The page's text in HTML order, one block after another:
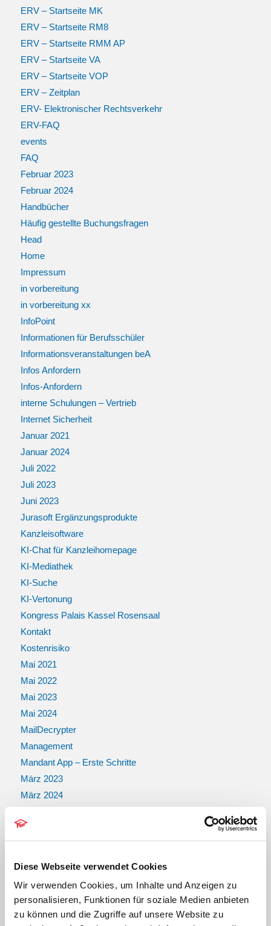
Diese Webseite verwendet Cookies
Wir verwenden Cookies, um Inhalte und Anzeigen zu
personalisieren, Funktionen für soziale Medien anbieten
zu können und die Zugriffe auf unsere Website zu
ERV – Startseite MK
ERV – Startseite RM8
ERV – Startseite RMM AP
ERV – Startseite VA
ERV – Startseite VOP
ERV – Zeitplan
ERV- Elektronischer Rechtsverkehr
ERV-FAQ
events
FAQ
Februar 2023
Februar 2024
Handbücher
Häufig gestellte Buchungsfragen
Head
Home
Impressum
in vorbereitung
in vorbereitung xx
InfoPoint
Informationen für Berufsschüler
Informationsveranstaltungen beA
Infos Anfordern
Infos-Anfordern
interne Schulungen – Vertrieb
Internet Sicherheit
Januar 2021
Januar 2024
Juli 2022
Juli 2023
Juni 2023
Jurasoft Ergänzungsprodukte
Kanzleisoftware
KI-Chat für Kanzleihomepage
KI-Mediathek
KI-Suche
KI-Vertonung
Kongress Palais Kassel Rosensaal
Kontakt
Kostenrisiko
Mai 2021
Mai 2022
Mai 2023
Mai 2024
MailDecrypter
Management
Mandant App – Erste Schritte
März 2023
März 2024
MS Office Integration
Musterkanzlei – EDV Zubehör
Musterkanzlei – Mobiles Zubehör
Musterkanzlei – PC